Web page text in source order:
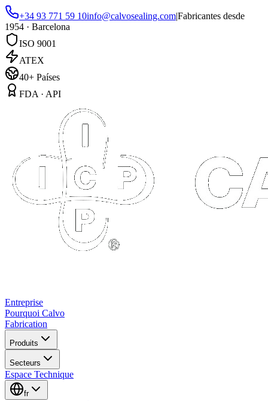
+34 93 771 59 10info@calvosealing.com|Fabricantes desde
1954 · Barcelona
ISO 9001
ATEX
40+ Países
FDA · API
Entreprise
Pourquoi Calvo
Fabrication
Produits
Secteurs
Espace Technique
fr